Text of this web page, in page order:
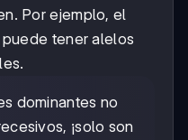
Por ejemplo, el
tener alelos
dominantes no
¡solo son